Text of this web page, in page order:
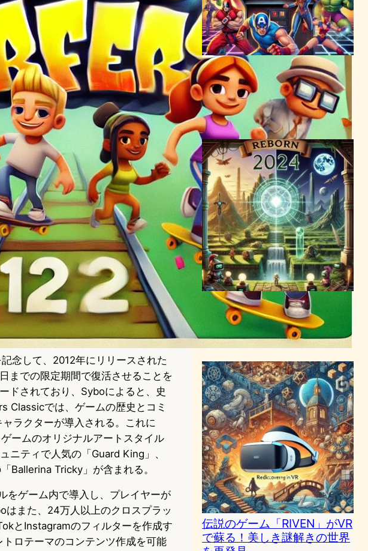
念して、2012年にリリースされた
までの限定期間で復活させることを
ドされており、Syboによると、史
Classicでは、ゲームの歴史とコミ
ラクターが導入される。これに
ームのオリジナルアートスタイル
ニティで人気の「Guard King」、
Ballerina Tricky」が含まれる。
をゲーム内で導入し、プレイヤーが
はまた、24万人以上のクロスプラッ
とInstagramのフィルターを作成す
ロテーマのコンテンツ作成を可能
待望の復活！「Marvel vs.
Capcom」クラシックコレク
ションが今年登場
テクノロジーとエンタメニュース
2024年6月19日1:20
伝説のゲーム「Riven」が
2024年、VRと2Dで蘇る！
伝説のゲーム「RIVEN」がVR
で蘇る！美しき謎解きの世界